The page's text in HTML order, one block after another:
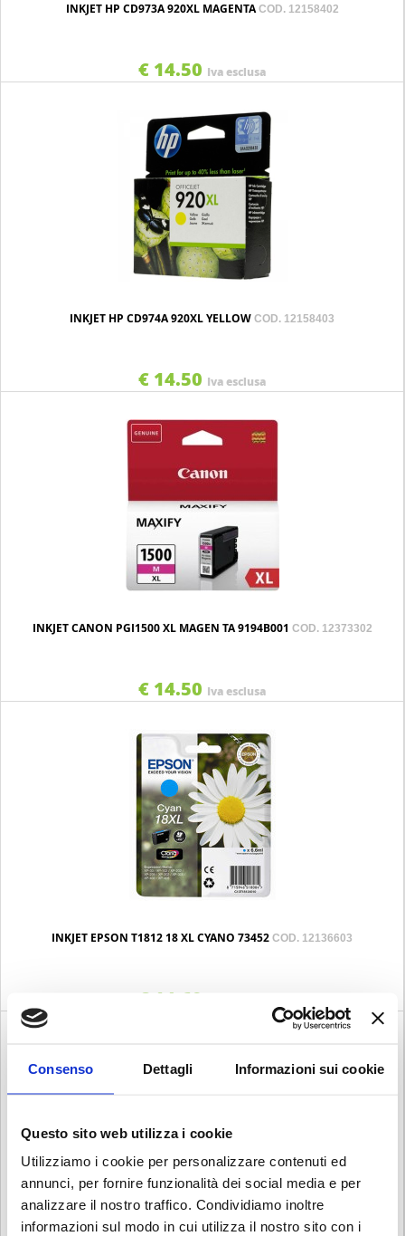
Consenso Dettagli Informazioni sui cookie
Questo sito web utilizza i cookie
Utilizziamo i cookie per personalizzare contenuti ed
annunci, per fornire funzionalità dei social media e per
analizzare il nostro traffico. Condividiamo inoltre
informazioni sul modo in cui utilizza il nostro sito con i
INKJET HP CD973A 920XL MAGENTACOD. 12158402
€ 14.50 Iva esclusa
INKJET HP CD974A 920XL YELLOW COD. 12158403
€ 14.50 Iva esclusa
INKJET CANON PGI1500 XL MAGEN TA 9194B001 COD. 12373302
€ 14.50 Iva esclusa
INKJET EPSON T1812 18 XL CYANO 73452 COD. 12136603
€ 14.60